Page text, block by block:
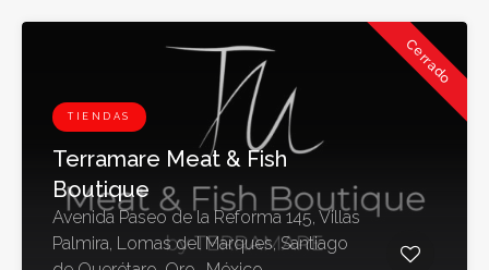
Cerrado
TIENDAS
Terramare Meat & Fish
Boutique
Avenida Paseo de la Reforma 145, Villas
Palmira, Lomas del Marques, Santiago